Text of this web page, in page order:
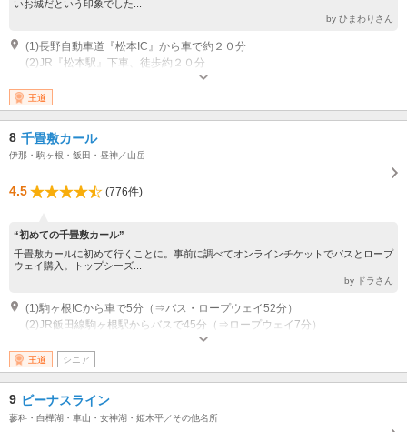
いお城だという印象でした...
by ひまわりさん
(1)長野自動車道『松本IC』から車で約２０分
(2)JR『松本駅』下車、徒歩約２０分
営業：8:30～16:30 通年営業 休業：8:30～16:30 通年営業/年末年始休業
王道
8 千畳敷カール
伊那・駒ヶ根・飯田・昼神／山岳
4.5 (776件)
“初めての千畳敷カール”
千畳敷カールに初めて行くことに。事前に調べてオンラインチケットでバスとロープ
ウェイ購入。トップシーズ...
by ドラさん
(1)駒ヶ根ICから車で5分（⇒バス・ロープウェイ52分）
(2)JR飯田線駒ヶ根駅からバスで45分（⇒ロープウェイ7分）
営業：通年来場できるが、ロープウェイ利用の場合にはメンテナンス運休あ
り
王道 シニア
9 ビーナスライン
蓼科・白樺湖・車山・女神湖・姫木平／その他名所